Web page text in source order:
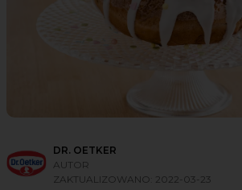
DR. OETKER
AUTOR
ZAKTUALIZOWANO: 2022-03-23